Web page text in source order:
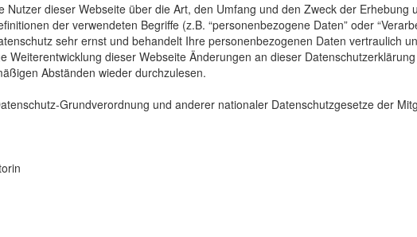
Nutzer dieser Webseite über die Art, den Umfang und den Zweck der
der verwendeten Begriffe (z.B. “personenbezogene Daten” oder
sehr ernst und behandelt Ihre personenbezogenen Daten vertraulich
Weiterentwicklung dieser Webseite Änderungen an dieser
Abständen wieder durchzulesen.
Grundverordnung und anderer nationaler Datenschutzgesetze der